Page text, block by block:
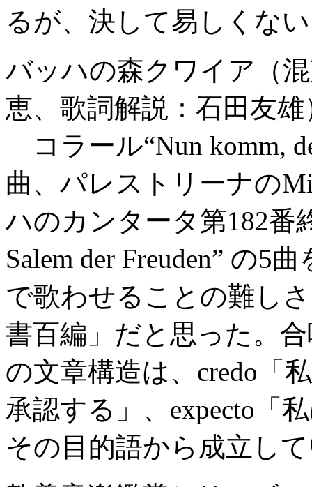
るが、決して易しくな
バッハの森クワイア（
恵、歌詞解説：石田友
コラール“Nun komm,
曲、パレストリーナの
ハのカンタータ第182番
Salem der Freuden” の5
で歌わせることの難し
書百編」だと思った。
の文章構造は、credo「
承認する」、expecto「
その目的語から成立し